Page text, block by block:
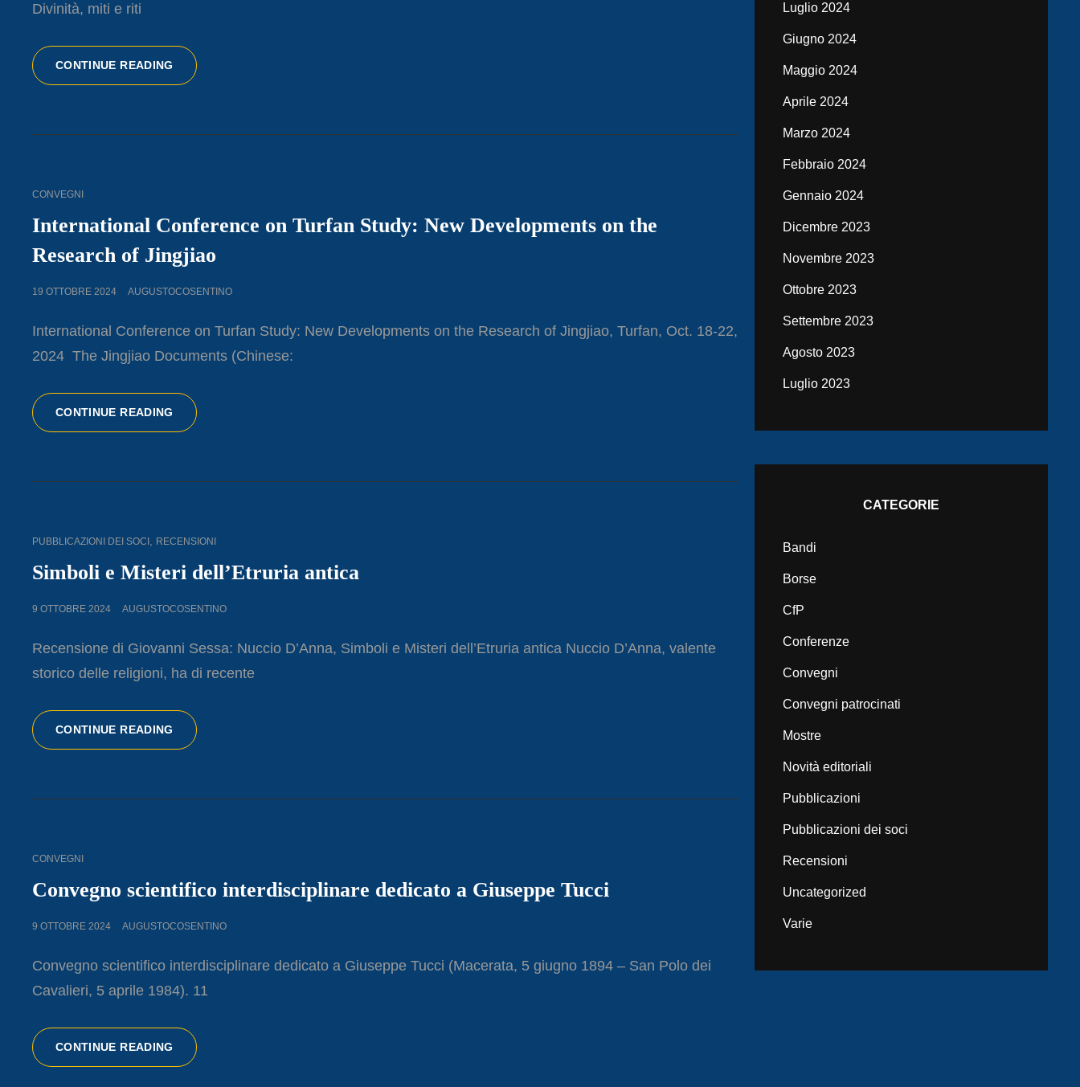
Divinità, miti e riti
CONTINUE READING RELIGIONI
FANTASTICHE
TROVARLE.
NELLA
FANTASCIENZA
E
NEL
CAT
CONVEGNI
International Conference on Turfan Study: New Developments on the
Research of Jingjiao
POSTED
19 OTTOBRE 2024 AUGUSTOCOSENTINO
International Conference on Turfan Study: New Developments on the Research of Jingjiao, Turfan, Oct. 18-22,
2024 The Jingjiao Documents (Chinese:
CONTINUE READING INTERNATIONAL
CONFERENCE
STUDY:
THE
RESEARCH
OF
CAT
PUBBLICAZIONI DEI SOCI , RECENSIONI
Simboli e Misteri dell’Etruria antica
POSTED
9 OTTOBRE 2024 AUGUSTOCOSENTINO
Recensione di Giovanni Sessa: Nuccio D’Anna, Simboli e Misteri dell’Etruria antica Nuccio D’Anna, valente
storico delle religioni, ha di recente
CONTINUE READING SIMBOLI
E
ANTICA
CAT
CONVEGNI
Convegno scientifico interdisciplinare dedicato a Giuseppe Tucci
POSTED
9 OTTOBRE 2024 AUGUSTOCOSENTINO
Convegno scientifico interdisciplinare dedicato a Giuseppe Tucci (Macerata, 5 giugno 1894 – San Polo dei
Cavalieri, 5 aprile 1984). 11
CONTINUE READING CONVEGNO
SCIENTIFICO
Luglio 2024
Giugno 2024
Maggio 2024
Aprile 2024
Marzo 2024
Febbraio 2024
Gennaio 2024
Dicembre 2023
Novembre 2023
Ottobre 2023
Settembre 2023
Agosto 2023
Luglio 2023
CATEGORIE
Bandi
Borse
CfP
Conferenze
Convegni
Convegni patrocinati
Mostre
Novità editoriali
Pubblicazioni
Pubblicazioni dei soci
Recensioni
Uncategorized
Varie